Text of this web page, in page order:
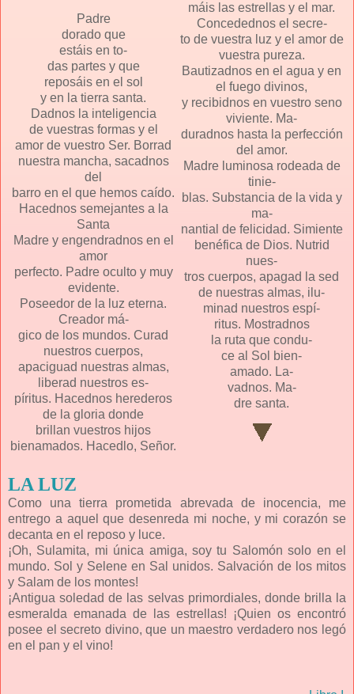
Padre
dorado que
estáis en to-
das partes y que
reposáis en el sol
y en la tierra santa.
Dadnos la inteligencia
de vuestras formas y el
amor de vuestro Ser. Borrad
nuestra mancha, sacadnos
del
barro en el que hemos caído.
Hacednos semejantes a la
Santa
Madre y engendradnos en el
amor
perfecto. Padre oculto y muy
evidente.
Poseedor de la luz eterna.
Creador má-
gico de los mundos. Curad
nuestros cuerpos,
apaciguad nuestras almas,
liberad nuestros es-
píritus. Hacednos herederos
de la gloria donde
brillan vuestros hijos
bienamados. Hacedlo, Señor.
máis las estrellas y el mar.
Concedednos el secre-
to de vuestra luz y el amor de
vuestra pureza.
Bautizadnos en el agua y en
el fuego divinos,
y recibidnos en vuestro seno
viviente. Ma-
duradnos hasta la perfección
del amor.
Madre luminosa rodeada de
tinie-
blas. Substancia de la vida y
ma-
nantial de felicidad. Simiente
benéfica de Dios. Nutrid
nues-
tros cuerpos, apagad la sed
de nuestras almas, ilu-
minad nuestros espí-
ritus. Mostradnos
la ruta que condu-
ce al Sol bien-
amado. La-
vadnos. Ma-
dre santa.
LA LUZ
Como una tierra prometida abrevada de inocencia, me
entrego a aquel que desenreda mi noche, y mi corazón se
decanta en el reposo y luce.
¡Oh, Sulamita, mi única amiga, soy tu Salomón solo en el
mundo. Sol y Selene en Sal unidos. Salvación de los mitos
y Salam de los montes!
¡Antigua soledad de las selvas primordiales, donde brilla la
esmeralda emanada de las estrellas! ¡Quien os encontró
posee el secreto divino, que un maestro verdadero nos legó
en el pan y el vino!